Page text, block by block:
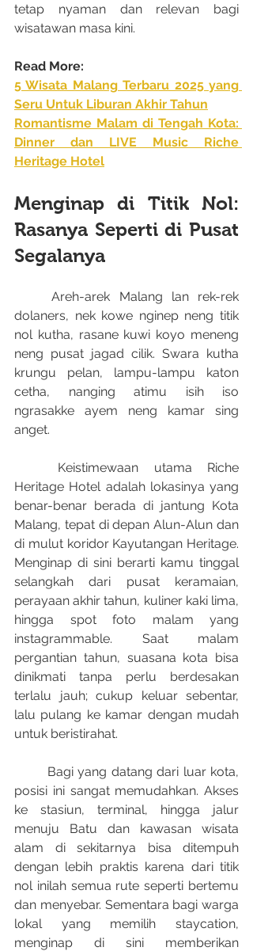
tetap nyaman dan relevan bagi
wisatawan masa kini.
Read More:
5 Wisata Malang Terbaru 2025 yang
Seru Untuk Liburan Akhir Tahun
Romantisme Malam di Tengah Kota:
Dinner dan LIVE Music Riche
Heritage Hotel
Menginap di Titik Nol:
Rasanya Seperti di Pusat
Segalanya
	Areh-arek Malang lan rek-rek
dolaners, nek kowe nginep neng titik
nol kutha, rasane kuwi koyo meneng
neng pusat jagad cilik. Swara kutha
krungu pelan, lampu-lampu katon
cetha, nanging atimu isih iso
ngrasakke ayem neng kamar sing
anget.﻿
Heritage Hotel adalah lokasinya yang
benar-benar berada di jantung Kota
Malang, tepat di depan Alun-Alun dan
di mulut koridor Kayutangan Heritage.
Menginap di sini berarti kamu tinggal
selangkah dari pusat keramaian,
perayaan akhir tahun, kuliner kaki lima,
hingga spot foto malam yang
instagrammable. Saat malam
pergantian tahun, suasana kota bisa
dinikmati tanpa perlu berdesakan
terlalu jauh; cukup keluar sebentar,
lalu pulang ke kamar dengan mudah
untuk beristirahat.
posisi ini sangat memudahkan. Akses
ke stasiun, terminal, hingga jalur
menuju Batu dan kawasan wisata
alam di sekitarnya bisa ditempuh
dengan lebih praktis karena dari titik
nol inilah semua rute seperti bertemu
dan menyebar. Sementara bagi warga
lokal yang memilih staycation,
menginap di sini memberikan